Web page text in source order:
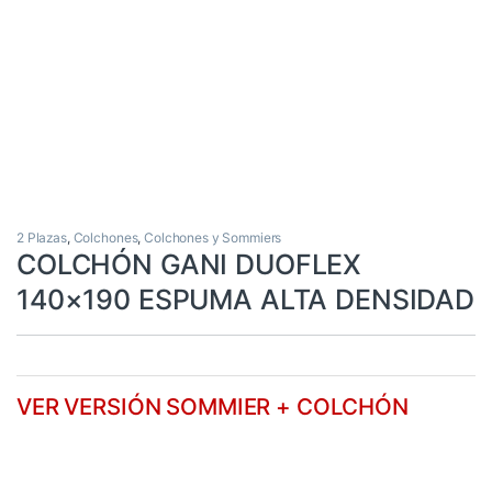
2 Plazas, Colchones,Colchones y Sommiers
COLCHÓN GANI DUOFLEX
140×190 ESPUMA ALTA DENSIDAD
VER VERSIÓN SOMMIER + COLCHÓN